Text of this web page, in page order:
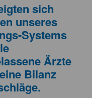
sich
unseres
Systems
Ärzte
Bilanz